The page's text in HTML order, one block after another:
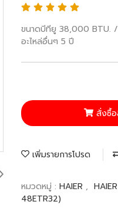
ขนาดบีทียู 38,000 BTU. /
อะไหล่อื่นๆ 5 ปี
สั่งซื้
เพิ่มรายการโปรด
หมวดหมู่ : HAIER ,
48ETR32)